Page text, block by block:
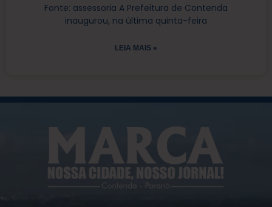
Fonte: assessoria A Prefeitura de Contenda
inaugurou, na última quinta-feira
LEIA MAIS »